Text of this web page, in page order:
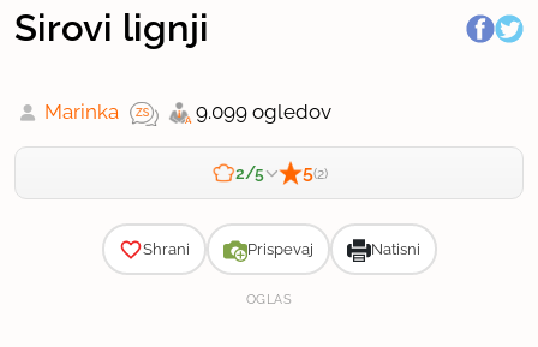
Sirovi lignji
Marinka 9.099 ogledov
2/5 5(2)
Shrani Prispevaj Natisni
OGLAS